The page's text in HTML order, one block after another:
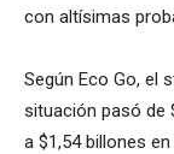
con altísimas
Según Eco Go, el
situación pasó de
a $1,54 billones